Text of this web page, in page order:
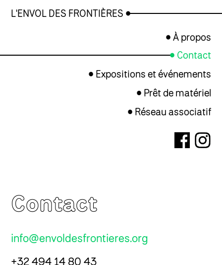
L'ENVOL DES FRONTIÈRES
À propos
Contact
Expositions et événements
Prêt de matériel
Réseau associatif
Contact
info@envoldesfrontieres.org
+32 494 14 80 43